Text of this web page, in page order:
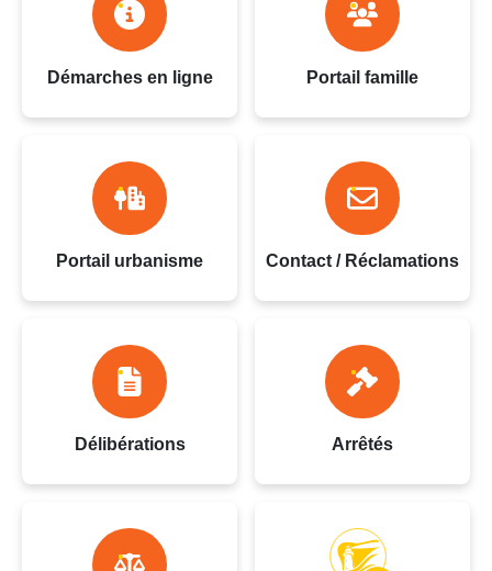
Démarches en ligne Portail famille
Portail urbanisme Contact / Réclamations
Délibérations Arrêtés